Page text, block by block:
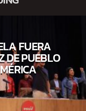
FUERA
DE PUEBLO